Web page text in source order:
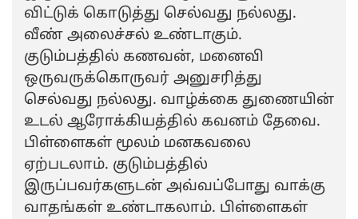
விட்டுக் கொடுத்து செல்வது நல்லது.
வீண் அலைச்சல் உண்டாகும்.
குடும்பத்தில் கணவன், மனைவி
ஒருவருக்கொருவர் அனுசரித்து
செல்வது நல்லது. வாழ்க்கை துணையின்
உடல் ஆரோக்கியத்தில் கவனம் தேவை.
பிள்ளைகள் மூலம் மனகவலை
ஏற்படலாம். குடும்பத்தில்
இருப்பவர்களுடன் அவ்வப்போது வாக்கு
வாதங்கள் உண்டாகலாம். பிள்ளைகள்